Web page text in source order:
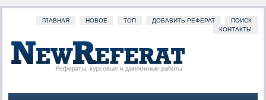
ГЛАВНАЯ НОВОЕ ТОП ДОБАВИТЬ РЕФЕРАТ
ПОИСК
КОНТАКТЫ